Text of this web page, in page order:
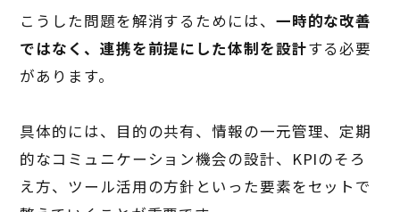
こうした問題を解消するためには、 一時的な改善
ではなく、連携を前提にした体制を設計する必要
があります。
具体的には、目的の共有、情報の一元管理、定期
的なコミュニケーション機会の設計、KPIのそろ
え方、ツール活用の方針といった要素をセットで